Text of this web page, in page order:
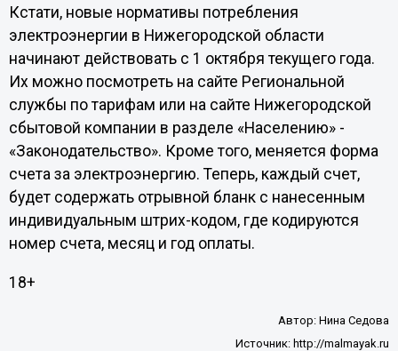
Кстати, новые нормативы потребления
электроэнергии в Нижегородской области
начинают действовать с 1 октября текущего года.
Их можно посмотреть на сайте Региональной
службы по тарифам или на сайте Нижегородской
сбытовой компании в разделе «Населению» -
«Законодательство». Кроме того, меняется форма
счета за электроэнергию. Теперь, каждый счет,
будет содержать отрывной бланк с нанесенным
индивидуальным штрих-кодом, где кодируются
номер счета, месяц и год оплаты.
18+
Автор:Нина Седова
Источник: http://malmayak.ru